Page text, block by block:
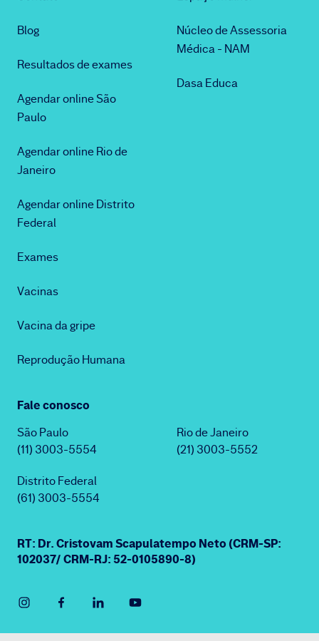
Blog
Resultados de exames
Agendar online São
Paulo
Agendar online Rio de
Janeiro
Agendar online Distrito
Federal
Exames
Vacinas
Vacina da gripe
Reprodução Humana
Núcleo de Assessoria
Médica - NAM
Dasa Educa
Fale conosco
São Paulo
(11) 3003-5554
Rio de Janeiro
(21) 3003-5552
Distrito Federal
(61) 3003-5554
RT: Dr. Cristovam Scapulatempo Neto (CRM-SP:
102037/ CRM-RJ: 52-0105890-8)